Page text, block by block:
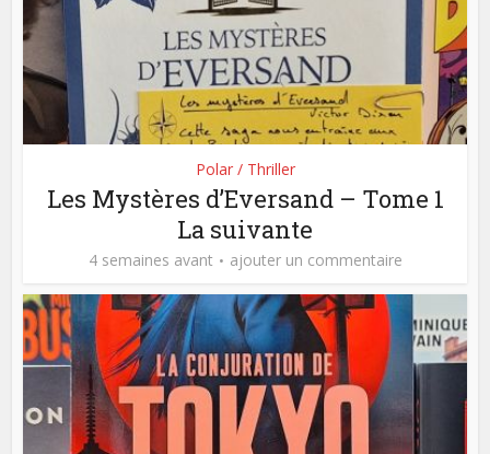
Polar / Thriller
Les Mystères d’Eversand – Tome 1
La suivante
4 semaines avant ajouter un commentaire